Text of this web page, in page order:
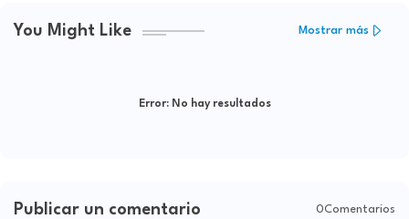
You Might Like Mostrar más
Error:No hay resultados
Publicar un comentario 0Comentarios